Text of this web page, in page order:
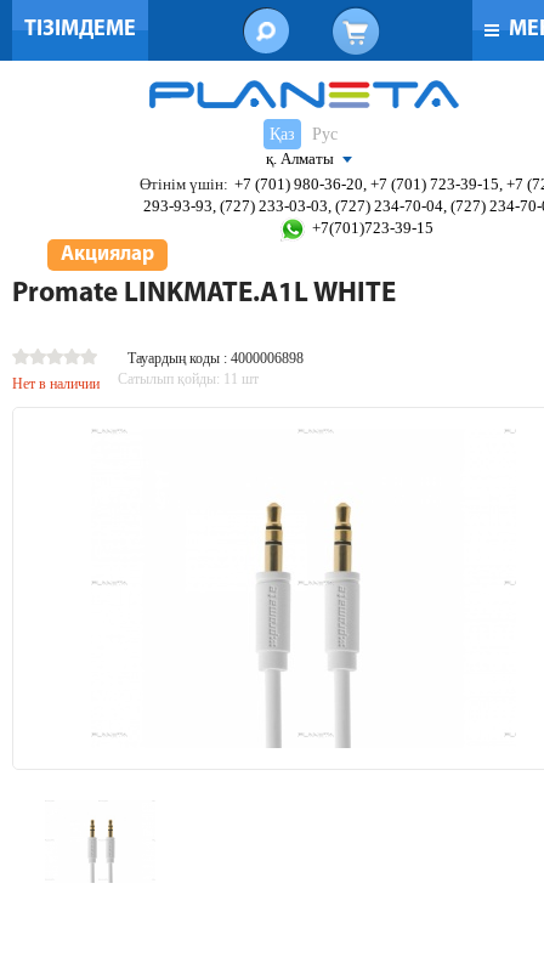
ТІЗІМДЕМЕ
Қаз
Рус
қ. Алматы
Өтінім үшін: +7 (701) 980-36-20, +7 (701) 723-39-15, +7
293-93-93, (727) 233-03-03, (727) 234-70-04, (727) 234-
+7(701)723-39-15
Акциялар
Promate LINKMATE.A1L WHITE
Тауардың коды : 4000006898
Нет в наличии
Сатылып қойды: 11 шт